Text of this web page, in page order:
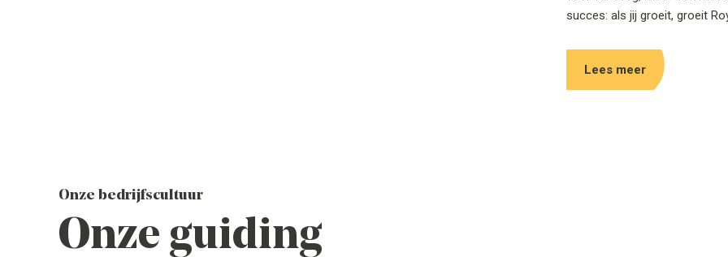
succes: als jij groeit, groeit
Lees meer
Onze bedrijfscultuur
Onze guiding